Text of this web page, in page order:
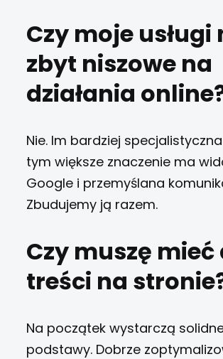
Czy moje usługi
zbyt niszowe na
działania
Nie. Im bardziej
tym większe znaczenie ma
Google i przemyślana
Zbudujemy ją razem.
Czy muszę mieć
treści na
Na początek wystarczą
podstawy. Dobrze